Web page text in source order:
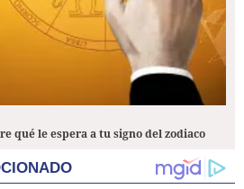
qué le espera a tu signo del zodiaco